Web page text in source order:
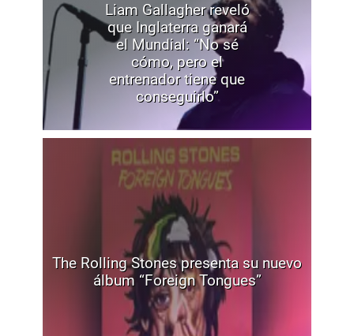
Liam Gallagher reveló
que Inglaterra ganará
el Mundial: “No sé
cómo, pero el
entrenador tiene que
conseguirlo”
The Rolling Stones presenta su nuevo
álbum “Foreign Tongues”